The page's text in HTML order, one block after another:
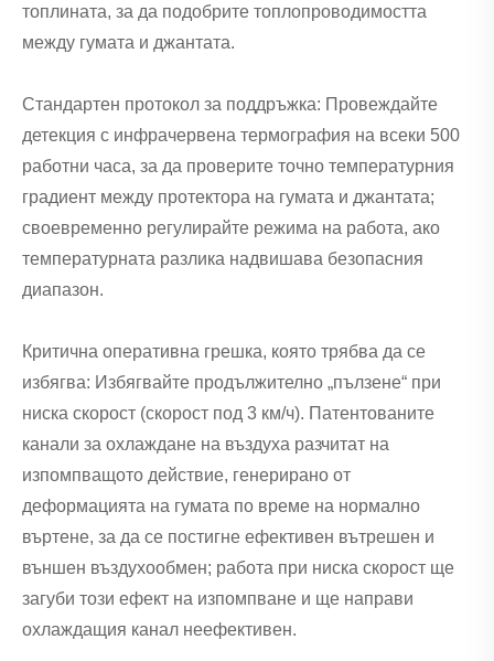
топлината, за да подобрите топлопроводимостта
между гумата и джантата.
Стандартен протокол за поддръжка: Провеждайте
детекция с инфрачервена термография на всеки 500
работни часа, за да проверите точно температурния
градиент между протектора на гумата и джантата;
своевременно регулирайте режима на работа, ако
температурната разлика надвишава безопасния
диапазон.
Критична оперативна грешка, която трябва да се
избягва: Избягвайте продължително „пълзене“ при
ниска скорост (скорост под 3 км/ч). Патентованите
канали за охлаждане на въздуха разчитат на
изпомпващото действие, генерирано от
деформацията на гумата по време на нормално
въртене, за да се постигне ефективен вътрешен и
външен въздухообмен; работа при ниска скорост ще
загуби този ефект на изпомпване и ще направи
охлаждащия канал неефективен.